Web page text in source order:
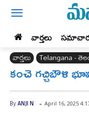
వార్తలు
వార్తలు Telangana -
కంచె గచ్చిబౌళి
By ANJI N - April 16, 2025